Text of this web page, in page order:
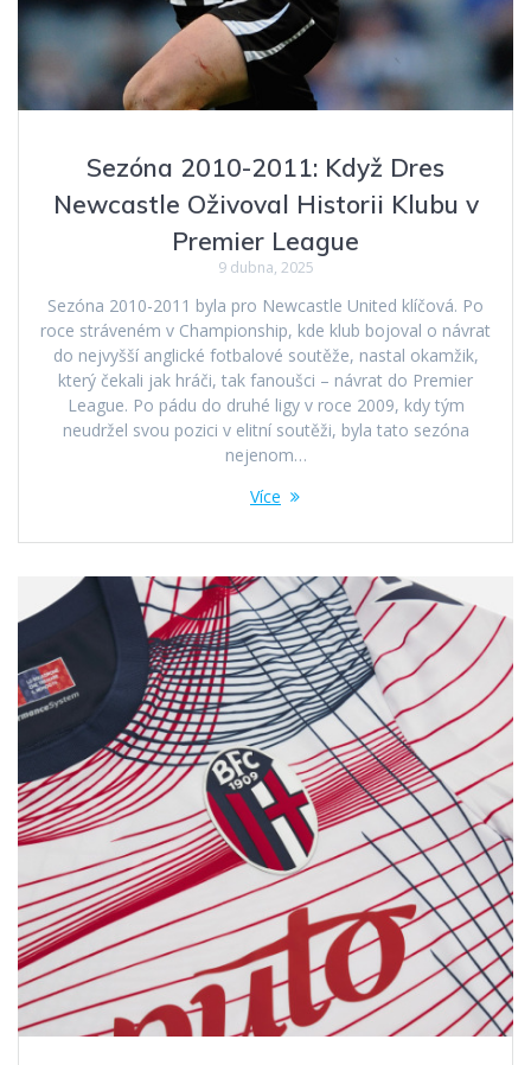
Sezóna 2010-2011: Když Dres
Newcastle Oživoval Historii Klubu v
Premier League
9 dubna, 2025
Sezóna 2010-2011 byla pro Newcastle United klíčová. Po
roce stráveném v Championship, kde klub bojoval o návrat
do nejvyšší anglické fotbalové soutěže, nastal okamžik,
který čekali jak hráči, tak fanoušci – návrat do Premier
League. Po pádu do druhé ligy v roce 2009, kdy tým
neudržel svou pozici v elitní soutěži, byla tato sezóna
nejenom…
Více